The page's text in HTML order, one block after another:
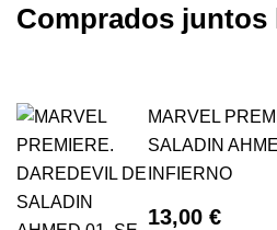
Comprados juntos
MARVEL
SALADIN
INFIERNO
13,00 €